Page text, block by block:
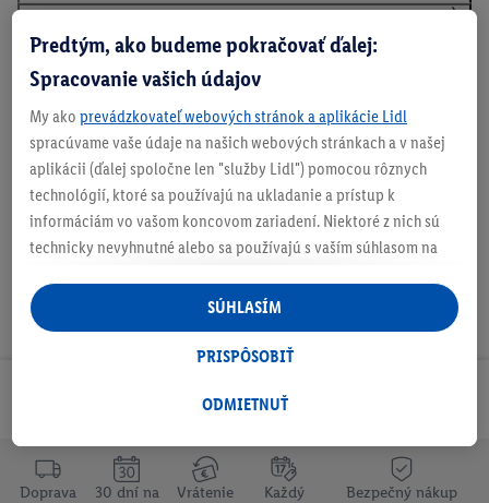
Informácie o batériách podľa nariadenia EÚ o
batériách
Na stiahnutie
Odoberaj Newsletter!
Doprava
30 dní na
Vrátenie
Každý
Bezpečný nákup
Predtým, ako budeme pokračovať ďalej:
Spracovanie vašich údajov
My ako prevádzkovateľ webových stránok a aplikácie Lidl
spracúvame vaše údaje na našich webových stránkach a v našej
aplikácii (ďalej spoločne len "služby Lidl") pomocou rôznych
technológií, ktoré sa používajú na ukladanie a prístup k
informáciám vo vašom koncovom zariadení. Niektoré z nich sú
technicky nevyhnutné alebo sa používajú s vaším súhlasom na
personalizovanú reklamu v rámci služieb Lidl aj mimo nich. Ak
ste účastníkom programu Lidl Plus, na tieto účely sa spracúvajú
aj údaje z vášho nákupného správania v obchode.
následne si vytvoríte účet Lidl Plus alebo sa prihlásite do svojho
tiež vytvoriť špeciálny online identifikátor z e-mailovej adresy,
ktorú tam uvediete, aby sme vás mohli rozpoznať v službách
ODMIETNUŤ
PRISPÔSOBIŤ
SÚHLASÍM